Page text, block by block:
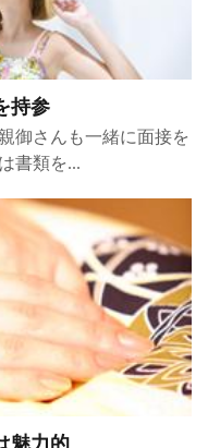
持参
御さんも一緒に面接を
書類を...
魅力的